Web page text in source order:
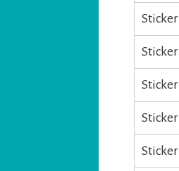
Sticker
Sticker
Sticker
Sticker
Sticker